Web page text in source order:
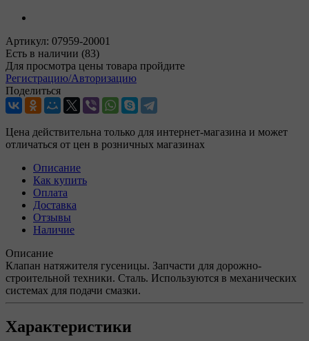
Артикул: 07959-20001
Есть в наличии (83)
Для просмотра цены товара пройдите
Регистрацию/Авторизацию
Поделиться
Цена действительна только для интернет-магазина и может
отличаться от цен в розничных магазинах
Описание
Как купить
Оплата
Доставка
Отзывы
Наличие
Описание
Клапан натяжителя гусеницы. Запчасти для дорожно-
строительной техники. Сталь. Используются в механических
системах для подачи смазки.
Характеристики